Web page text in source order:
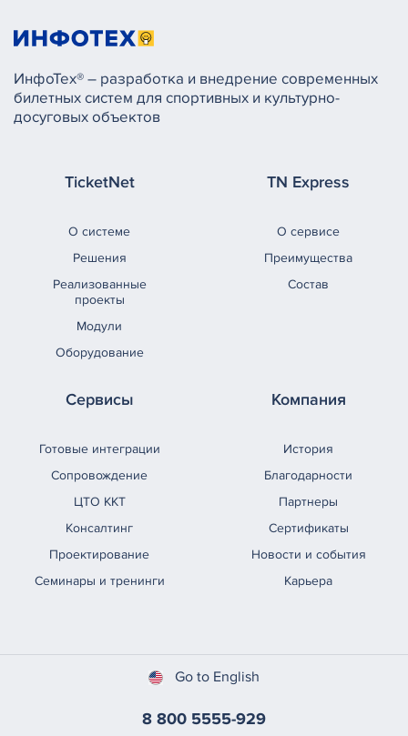
ИнфоТех® – разработка и внедрение современных
билетных систем для спортивных и культурно-
досуговых объектов
TicketNet
О системе
Решения
Реализованные
проекты
Модули
Оборудование
TN Express
О сервисе
Преимущества
Состав
Сервисы
Готовые интеграции
Сопровождение
ЦТО ККТ
Консалтинг
Проектирование
Семинары и тренинги
Компания
История
Благодарности
Партнеры
Сертификаты
Новости и события
Карьера
Go to English
8 800 5555-929